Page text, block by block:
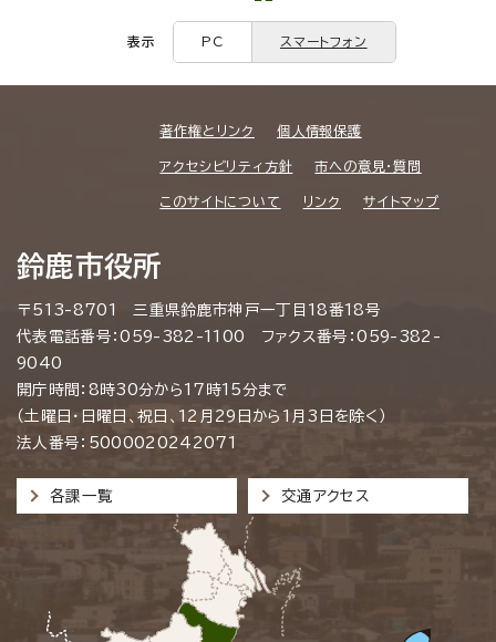
表示 PC スマートフォン
著作権とリンク 個人情報保護
アクセシビリティ方針 市への意見・質問
このサイトについて リンク サイトマップ
鈴鹿市役所
〒513-8701 三重県鈴鹿市神戸一丁目18番18号
代表電話番号：059-382-1100 ファクス番号：059-382-
9040
開庁時間：8時30分から17時15分まで
（土曜日・日曜日、祝日、12月29日から1月3日を除く）
法人番号：5000020242071
各課一覧 交通アクセス